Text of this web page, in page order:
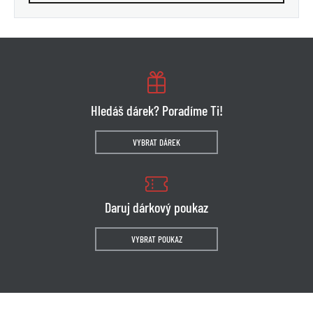
Hledáš dárek? Poradíme Ti!
VYBRAT DÁREK
Daruj dárkový poukaz
VYBRAT POUKAZ